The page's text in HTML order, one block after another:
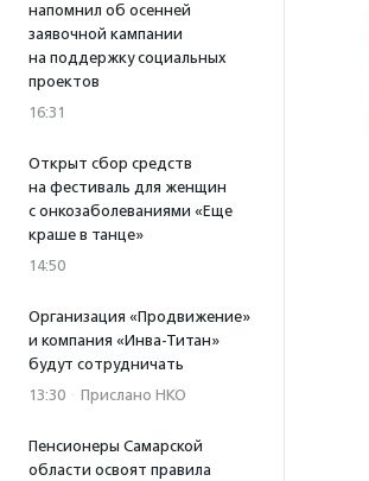
напомнил об осенней
заявочной кампании
на поддержку социальных
проектов
16:31
Открыт сбор средств
на фестиваль для женщин
с онкозаболеваниями «Еще
краше в танце»
14:50
Организация «Продвижение»
и компания «Инва-Титан»
будут сотрудничать
13:30 · Прислано НКО
Пенсионеры Самарской
области освоят правила